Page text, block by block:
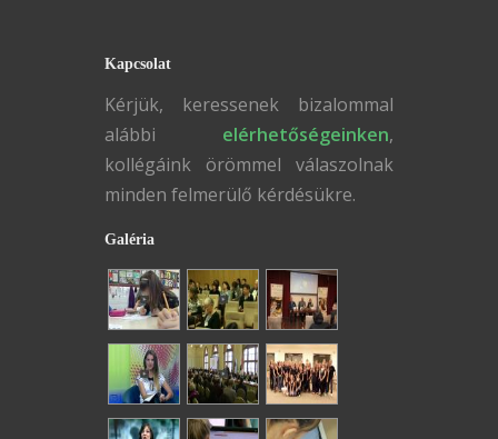
Kapcsolat
Kérjük, keressenek bizalommal
alábbi elérhetőségeinken,
kollégáink örömmel válaszolnak
minden felmerülő kérdésükre.
Galéria